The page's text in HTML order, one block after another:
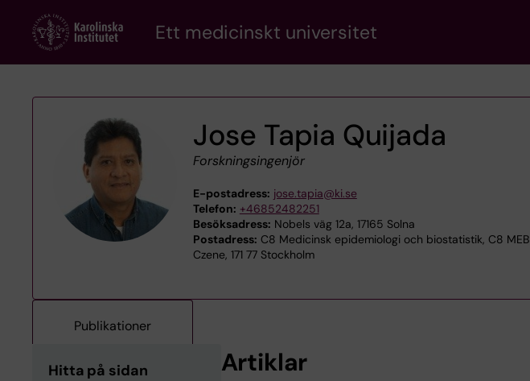
content
Ett medicinskt universitet
Jose Tapia Quijada
Forskningsingenjör
E-postadress: jose.tapia@ki.se
Telefon: +46852482251
Besöksadress: Nobels väg 12a, 17165 Solna
Postadress: C8 Medicinsk epidemiologi och biostatistik, C8 MEB
Czene, 171 77 Stockholm
Publikationer
Hitta på sidan Artiklar